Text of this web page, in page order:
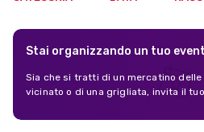
Stai organizzando un tuo
Sia che si tratti di un mercatino
vicinato o di una grigliata, invita il